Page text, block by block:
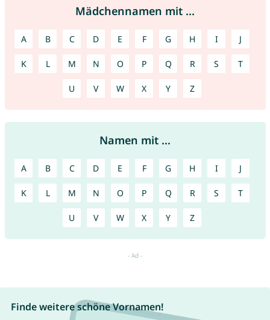
Mädchennamen mit ...
A B C D E F G H I J
K L M N O P Q R S T
U V W X Y Z
Namen mit ...
A B C D E F G H I J
K L M N O P Q R S T
U V W X Y Z
Finde weitere schöne Vornamen!